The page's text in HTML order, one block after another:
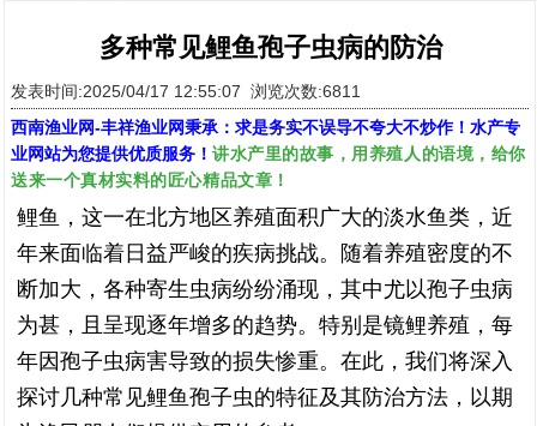
多种常见鲤鱼孢子虫病的防治
发表时间:2025/04/17 12:55:07 浏览次数:6811
西南渔业网-丰祥渔业网秉承：求是务实不误导不夸大不炒作！水产专
业网站为您提供优质服务！ 讲水产里的故事，用养殖人的语境，给你
送来一个真材实料的匠心精品文章！
鲤鱼，这一在北方地区养殖面积广大的淡水鱼类，近
年来面临着日益严峻的疾病挑战。随着养殖密度的不
断加大，各种寄生虫病纷纷涌现，其中尤以孢子虫病
为甚，且呈现逐年增多的趋势。特别是镜鲤养殖，每
年因孢子虫病害导致的损失惨重。在此，我们将深入
探讨几种常见鲤鱼孢子虫的特征及其防治方法，以期